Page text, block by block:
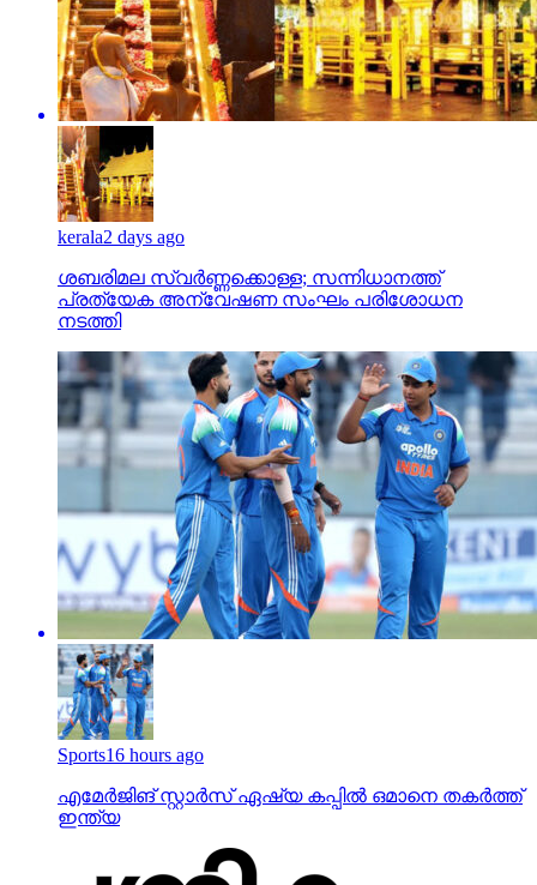
kerala2 days ago
ശബരിമല സ്വര്‍ണ്ണക്കൊള്ള; സന്നിധാനത്ത്
പ്രത്യേക അന്വേഷണ സംഘം പരിശോധന
നടത്തി
Sports16 hours ago
എമേര്‍ജിങ് സ്റ്റാര്‍സ് ഏഷ്യ കപ്പില്‍ ഒമാനെ തകര്‍ത്ത്
ഇന്ത്യ